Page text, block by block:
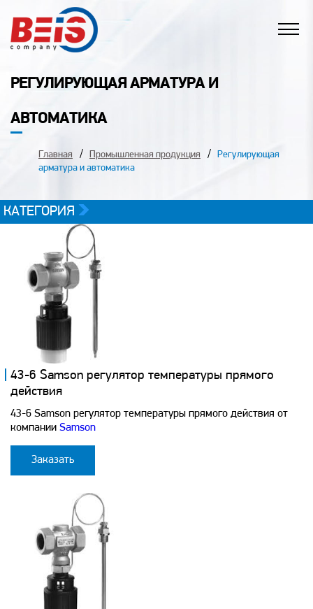
РЕГУЛИРУЮЩАЯ АРМАТУРА И
АВТОМАТИКА
Главная Промышленная продукция
Регулирующая
арматура и автоматика
КАТЕГОРИЯ
43-6 Samson регулятор температуры прямого
действия
43-6 Samson регулятор температуры прямого действия от
компании Samson
Заказать